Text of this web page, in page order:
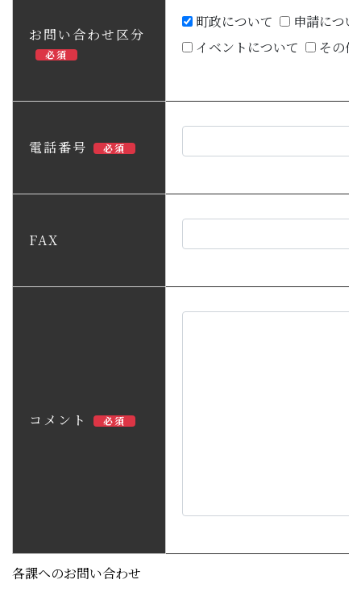
各課へのお問い合わせ
お問い合わせ区分
必須
町政について
申請につ
イベントについて
その他
電話番号 必須
FAX
コメント 必須